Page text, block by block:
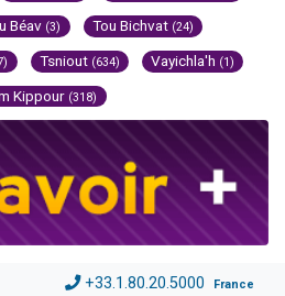
Béav (3) Tou Bichvat (24)
Tsniout (634) Vayichla'h (1)
Kippour (318)
+33.1.80.20.5000 France